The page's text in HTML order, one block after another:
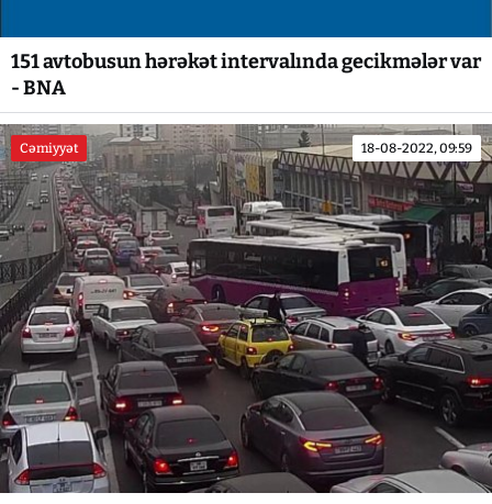
151 avtobusun hərəkət intervalında gecikmələr var
- BNA
Cəmiyyət 18-08-2022, 09:59